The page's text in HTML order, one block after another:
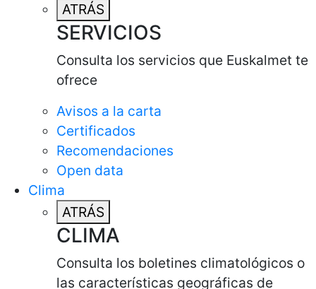
ATRÁS
SERVICIOS
Consulta los servicios que Euskalmet te
ofrece
Avisos a la carta
Certificados
Recomendaciones
Open data
Clima
ATRÁS
CLIMA
Consulta los boletines climatológicos o
las características geográficas de